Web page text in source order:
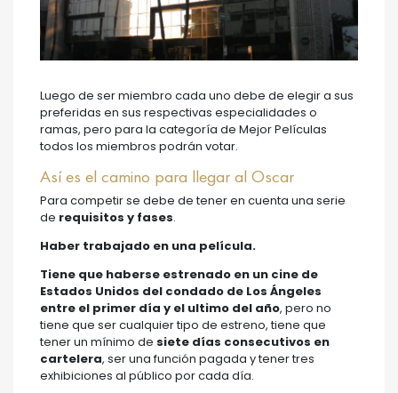
Luego de ser miembro cada uno debe de elegir a sus
preferidas en sus respectivas especialidades o
ramas, pero para la categoría de Mejor Películas
todos los miembros podrán votar.
Así es el camino para llegar al Oscar
Para competir se debe de tener en cuenta una serie
de requisitos y fases.
Haber trabajado en una película.
Tiene que haberse estrenado en un cine de
Estados Unidos del condado de Los Ángeles
entre el primer día y el ultimo del año, pero no
tiene que ser cualquier tipo de estreno, tiene que
tener un mínimo de siete días consecutivos en
cartelera, ser una función pagada y tener tres
exhibiciones al público por cada día.